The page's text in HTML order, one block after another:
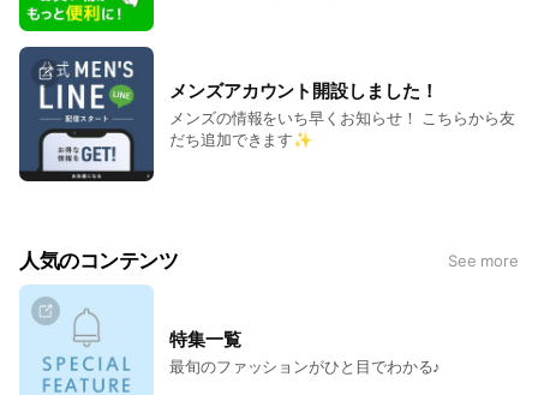
メンズアカウント開設しました！
メンズの情報をいち早くお知らせ！ こちらから友
だち追加できます✨
人気のコンテンツ See more
特集一覧
最旬のファッションがひと目でわかる♪